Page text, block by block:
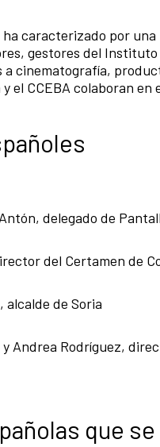
ha caracterizado por
gestores del Instituto
cinematografía,
y el CCEBA colaboran
delegado de
del Certamen de
alcalde de Soria
Andrea Rodríguez,
que